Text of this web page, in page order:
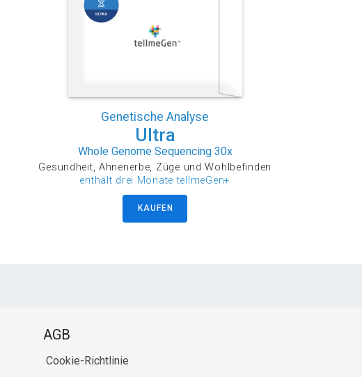
Genetische Analyse
Ultra
Whole Genome Sequencing 30x
Gesundheit, Ahnenerbe, Züge und Wohlbefinden
enthält drei Monate tellmeGen+
KAUFEN
AGB
Cookie-Richtlinie